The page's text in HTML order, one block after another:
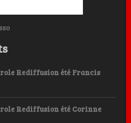
Rediffusion été Francis
Rediffusion été Corinne